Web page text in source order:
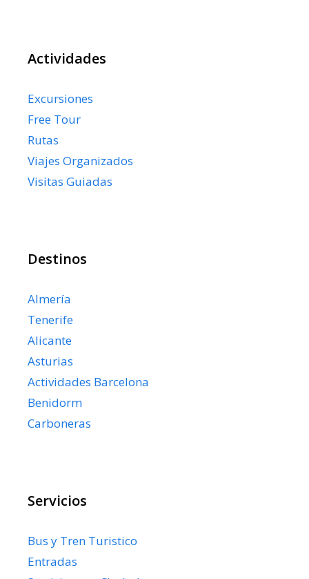
Actividades
Excursiones
Free Tour
Rutas
Viajes Organizados
Visitas Guiadas
Destinos
Almería
Tenerife
Alicante
Asturias
Actividades Barcelona
Benidorm
Carboneras
Servicios
Bus y Tren Turistico
Entradas